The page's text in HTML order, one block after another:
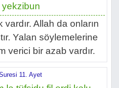
yekzibun
Allah da onların
Yalan söylemelerine
verici bir azab vardır.
11. Ayet